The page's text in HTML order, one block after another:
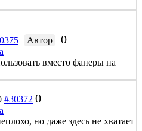
Автор 0
вместо фанеры на
#30372 0
но даже здесь не хватает